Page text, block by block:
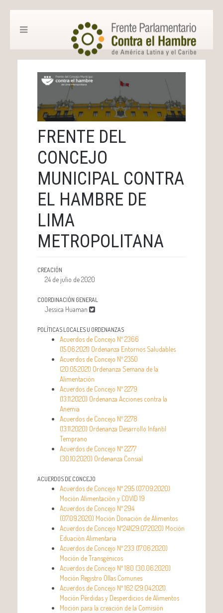
FRENTE DEL
CONCEJO
MUNICIPAL CONTRA
EL HAMBRE DE
LIMA
METROPOLITANA
CREACIÓN
24 de julio de 2020
COORDINACIÓN GENERAL
Jessica Huaman
POLÍTICAS LOCALES U ORDENANZAS
Acuerdos de Concejo Nº 2366
(15.06.2021) Ordenanza Entornos Saludables
Acuerdos de Concejo Nº 2350
(20.05.2021) Ordenanza Semana de la
Alimentación
Acuerdos de Concejo Nº 2279
(13.11.2020) Ordenanza Acciones contra la
Anemia
Acuerdos de Concejo Nº 2278
(13.11.2020) Ordenanza Desarrollo Infantil
Temprano
Acuerdos de Concejo Nº 2277
(30.10.2020) Ordenanza Consial
ACUERDOS DE CONCEJO
Acuerdos de Concejo Nº 295 (07.09.2020)
Moción Alimentación y COVID 19
Acuerdos de Concejo Nº 294
(07.09.2020) Moción Donación de Alimentos
Acuerdos de Concejo Nº241(29.07.2020) Moción
Eduación Alimentaria
Acuerdos de Concejo Nº 233 (17.06.2020)
Moción de Transgénicos
Acuerdos de Concejo Nº 180 (30.06.2020)
Moción Registro Ollas Comunes
Acuerdos de Concejo Nº 162 (29.04.2021)
Moción Pérdidas y Desperdicios de Alimentos
Moción para la creación de la Comisión